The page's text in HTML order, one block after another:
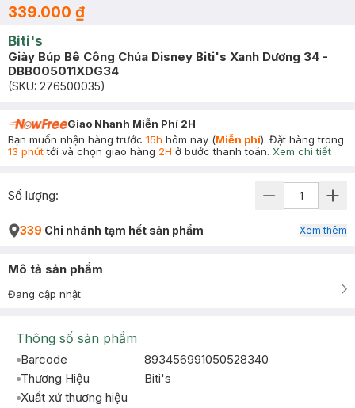
339.000 ₫
Biti's
Giày Búp Bê Công Chúa Disney Biti's Xanh Dương 34 -
DBB005011XDG34
(SKU: 276500035)
Giao Nhanh Miễn Phí 2H
Bạn muốn nhận hàng trước 15h hôm nay (Miễn phí). Đặt hàng trong
13 phúttới và chọn giao hàng 2H ở bước thanh toán. Xem chi tiết
Số lượng:
339 Chi nhánh tạm hết sản phẩm Xem thêm
Mô tả sản phẩm
Đang cập nhật
Thông số sản phẩm
Barcode
893456991050528340
Thương Hiệu
Biti's
Xuất xứ thương hiệu